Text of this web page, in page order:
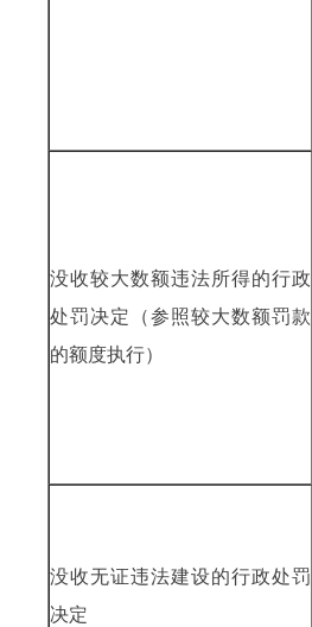
没收较大数额违法所得的行政
处罚决定（参照较大数额罚款
的额度执行）
没收无证违法建设的行政处罚
决定